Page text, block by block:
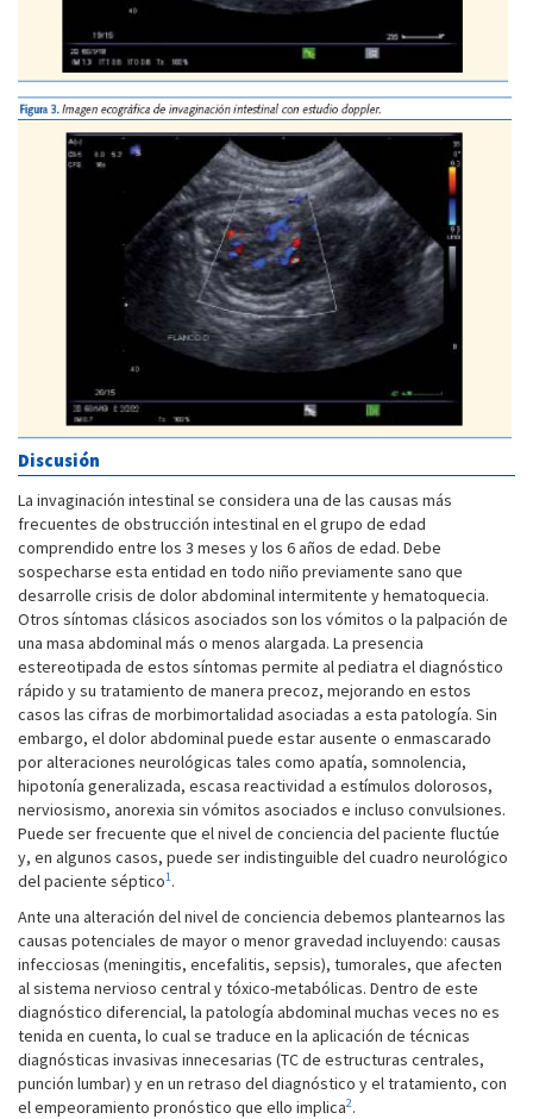
Discusión
La invaginación intestinal se considera una de las causas más
frecuentes de obstrucción intestinal en el grupo de edad
comprendido entre los 3 meses y los 6 años de edad. Debe
sospecharse esta entidad en todo niño previamente sano que
desarrolle crisis de dolor abdominal intermitente y hematoquecia.
Otros síntomas clásicos asociados son los vómitos o la palpación de
una masa abdominal más o menos alargada. La presencia
estereotipada de estos síntomas permite al pediatra el diagnóstico
rápido y su tratamiento de manera precoz, mejorando en estos
casos las cifras de morbimortalidad asociadas a esta patología. Sin
embargo, el dolor abdominal puede estar ausente o enmascarado
por alteraciones neurológicas tales como apatía, somnolencia,
hipotonía generalizada, escasa reactividad a estímulos dolorosos,
nerviosismo, anorexia sin vómitos asociados e incluso convulsiones.
Puede ser frecuente que el nivel de conciencia del paciente fluctúe
y, en algunos casos, puede ser indistinguible del cuadro neurológico
del paciente séptico1.
Ante una alteración del nivel de conciencia debemos plantearnos las
causas potenciales de mayor o menor gravedad incluyendo: causas
infecciosas (meningitis, encefalitis, sepsis), tumorales, que afecten
al sistema nervioso central y tóxico-metabólicas. Dentro de este
diagnóstico diferencial, la patología abdominal muchas veces no es
tenida en cuenta, lo cual se traduce en la aplicación de técnicas
diagnósticas invasivas innecesarias (TC de estructuras centrales,
punción lumbar) y en un retraso del diagnóstico y el tratamiento, con
el empeoramiento pronóstico que ello implica2.